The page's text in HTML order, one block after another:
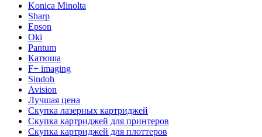
Konica Minolta
Sharp
Epson
Oki
Pantum
Катюша
F+ imaging
Sindoh
Avision
Лучшая цена
Скупка лазерных картриджей
Скупка картриджей для принтеров
Скупка картриджей для плоттеров